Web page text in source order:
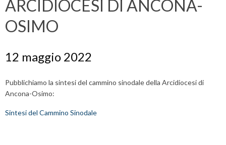
ARCIDIOCESI DI ANCONA-
OSIMO
12 maggio 2022
Pubblichiamo la sintesi del cammino sinodale della Arcidiocesi di
Ancona-Osimo:
Sintesi del Cammino Sinodale